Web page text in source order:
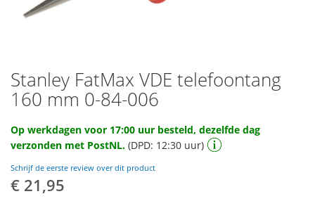
Ga
naar
het
van
de
gallerij
Stanley FatMax VDE telefoontang
160 mm 0-84-006
Op werkdagen voor 17:00 uur besteld, dezelfde dag
verzonden met PostNL. (DPD: 12:30 uur)
Schrijf de eerste review over dit product
€ 21,95